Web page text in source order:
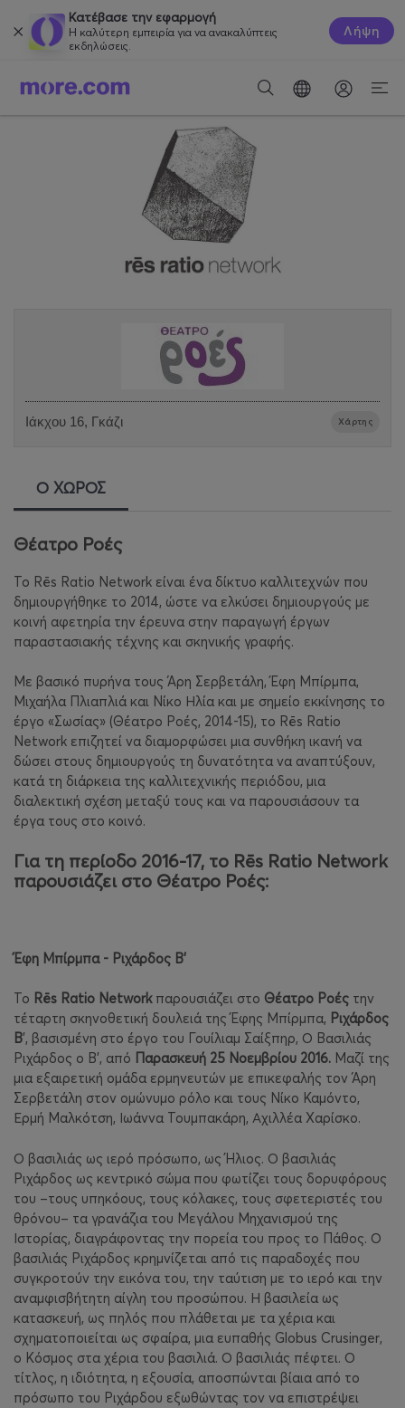
Κατέβασε την εφαρμογή
Η καλύτερη εμπειρία για να ανακαλύπτεις
εκδηλώσεις.
Λήψη
Ιάκχου 16, Γκάζι Χάρτης
Ο ΧΩΡΟΣ
Θέατρο Ροές
Το Rēs Ratio Network είναι ένα δίκτυο καλλιτεχνών που
δημιουργήθηκε το 2014, ώστε να ελκύσει δημιουργούς με
κοινή αφετηρία την έρευνα στην παραγωγή έργων
παραστασιακής τέχνης και σκηνικής γραφής.
Με βασικό πυρήνα τους Άρη Σερβετάλη, Έφη Μπίρμπα,
Μιχαήλα Πλιαπλιά και Νίκο Ηλία και με σημείο εκκίνησης το
έργο «Σωσίας» (Θέατρο Ροές, 2014-15), το Rēs Ratio
Network επιζητεί να διαμορφώσει μια συνθήκη ικανή να
δώσει στους δημιουργούς τη δυνατότητα να αναπτύξουν,
κατά τη διάρκεια της καλλιτεχνικής περιόδου, μια
διαλεκτική σχέση μεταξύ τους και να παρουσιάσουν τα
έργα τους στο κοινό.
Για τη περίοδο 2016-17, το Rēs Ratio Network
παρουσιάζει στο Θέατρο Ροές:
Έφη Μπίρμπα - Ριχάρδος Β'
Το Res Ratio Networkπαρουσιάζει στο Θέατρο Ροές την
τέταρτη σκηνοθετική δουλειά της Έφης Μπίρμπα, Ριχάρδος
Β’, βασισμένη στο έργο του Γουίλιαμ Σαίξπηρ, Ο Βασιλιάς
Ριχάρδος ο Β', από Παρασκευή 25 Νοεμβρίου 2016. Μαζί της
μια εξαιρετική ομάδα ερμηνευτών με επικεφαλής τον Άρη
Σερβετάλη στον ομώνυμο ρόλο και τους Νίκο Καμόντο,
Ερμή Μαλκότση, Ιωάννα Τουμπακάρη, Αχιλλέα Χαρίσκο.
Ο βασιλιάς ως ιερό πρόσωπο, ως Ήλιος. Ο βασιλιάς
Ριχάρδος ως κεντρικό σώμα που φωτίζει τους δορυφόρους
του –τους υπηκόους, τους κόλακες, τους σφετεριστές του
θρόνου– τα γρανάζια του Μεγάλου Μηχανισμού της
Ιστορίας, διαγράφοντας την πορεία του προς το Πάθος. Ο
βασιλιάς Ριχάρδος κρημνίζεται από τις παραδοχές που
συγκροτούν την εικόνα του, την ταύτιση με το ιερό και την
αναμφισβήτητη αίγλη του προσώπου. Η βασιλεία ως
κατασκευή, ως πηλός που πλάθεται με τα χέρια και
σχηματοποιείται ως σφαίρα, μια ευπαθής Globus Crusinger,
ο Kόσμος στα χέρια του βασιλιά. Ο βασιλιάς πέφτει. Ο
τίτλος, η ιδιότητα, η εξουσία, αποσπώνται βίαια από το
πρόσωπο του Ριχάρδου εξωθώντας τον να επιστρέψει